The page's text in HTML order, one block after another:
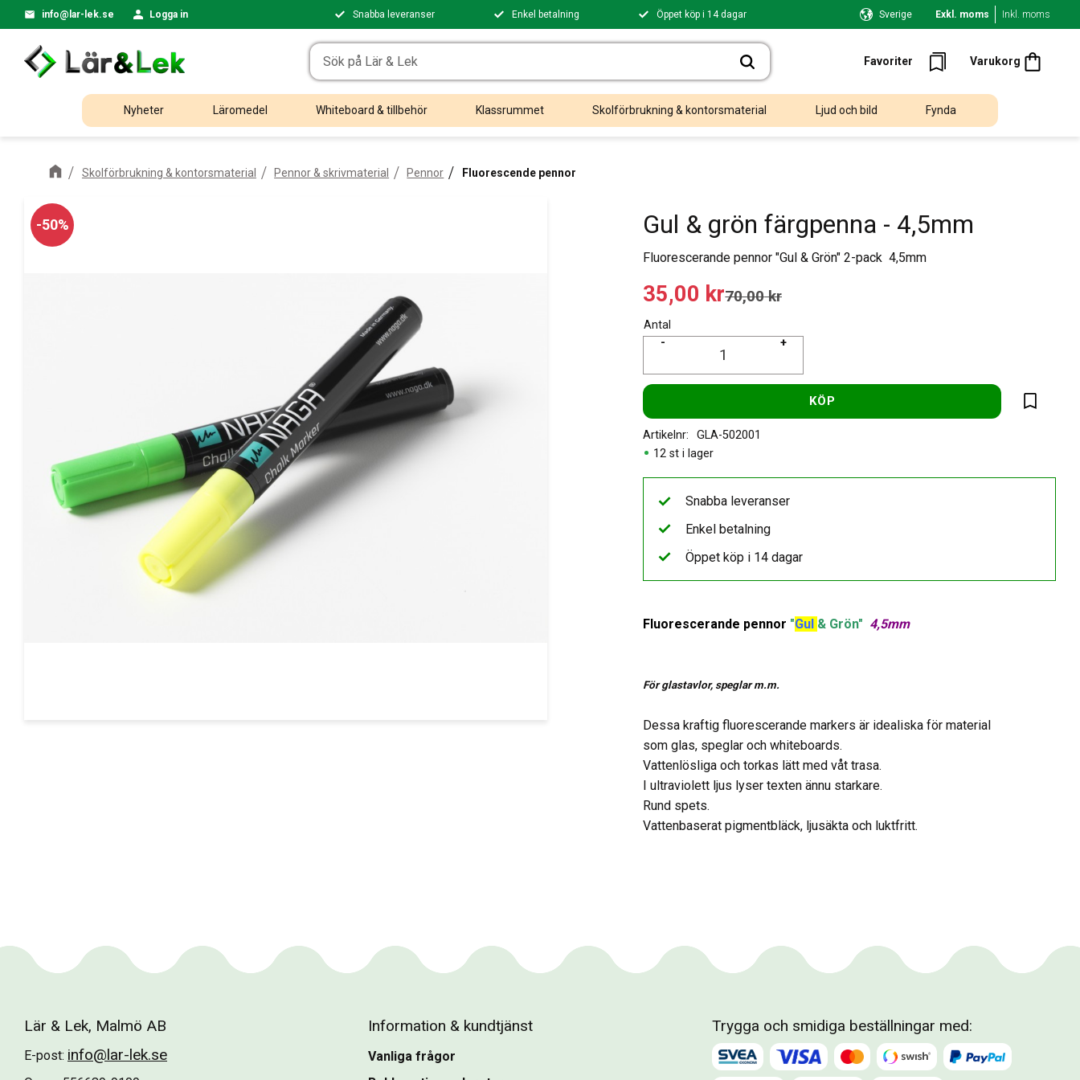
info@lar-lek.se Logga in Snabba leveranser Enkel betalning Öppet köp i 14 dagar Sverige Exkl. moms Inkl. moms
Favoriter Varukorg
Favoriter
Nyheter Läromedel Whiteboard & tillbehör Klassrummet Skolförbrukning & kontorsmaterial Ljud och bild Fynda
Skolförbrukning & kontorsmaterial Pennor & skrivmaterial Pennor Fluorescende pennor
50% Gul & grön färgpenna - 4,5mm
Fluorescerande pennor "Gul & Grön" 2-pack 4,5mm
Nedsatt pris:
35,00 krOrdinarie pris:
70,00kr
Antal
+
-
KÖP
Lägg till
12 st i lager
Artikelnr GLA-502001
Fluorescerande pennor "Gul & Grön" 4,5mm
För glastavlor, speglar m.m.
Dessa kraftig fluorescerande markers är idealiska för material
som glas, speglar och whiteboards.
Vattenlösliga och torkas lätt med våt trasa.
I ultraviolett ljus lyser texten ännu starkare.
Rund spets.
Vattenbaserat pigmentbläck, ljusäkta och luktfritt.
Snabba leveranser
Enkel betalning
Öppet köp i 14 dagar
Lär & Lek, Malmö AB
E-post: info@lar-lek.se
Information & kundtjänst
Vanliga frågor
Trygga och smidiga beställningar med: